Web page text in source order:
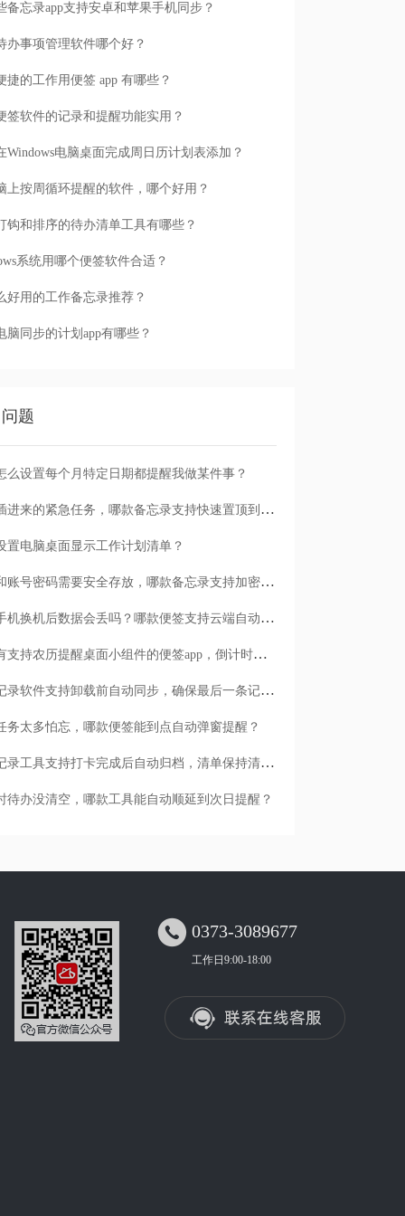
备忘录app支持安卓和苹果手机同步？
办事项管理软件哪个好？
捷的工作用便签 app 有哪些？
签软件的记录和提醒功能实用？
Windows电脑桌面完成周日历计划表添加？
上按周循环提醒的软件，哪个好用？
钩和排序的待办清单工具有哪些？
系统用哪个便签软件合适？
好用的工作备忘录推荐？
脑同步的计划app有哪些？
题
么设置每个月特定日期都提醒我做某件事？
临时插进来的紧急任务，哪款备忘录支持快速置顶到清单首位？
置电脑桌面显示工作计划清单？
日记和账号密码需要安全存放，哪款备忘录支持加密保护？
安卓手机换机后数据会丢吗？哪款便签支持云端自动备份？
有没有支持农历提醒桌面小组件的便签app，倒计时一目了然
哪款记录软件支持卸载前自动同步，确保最后一条记录不丢失？
务太多怕忘，哪款便签能到点自动弹窗提醒？
哪款记录工具支持打卡完成后自动归档，清单保持清爽？
待办没清空，哪款工具能自动顺延到次日提醒？
 0373-3089677
工作日9:00-18:00